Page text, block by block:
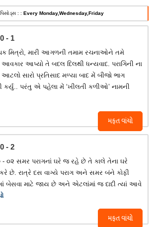
: : Every Monday,Wednesday,Friday
- 1
મફત વાંચો
મિત્રો, મારી આગળની તમામ રચનાઓને તમે
આપ્યો તે બદલ દિલથી ધન્યવાદ. પરાગિની ના
સારો પ્રતિસાદ મળ્યા બાદ મેં બીજો ભાગ
કર્યુ.. પરંતુ એ પહેલા મેં ‘ખીલતી કળીઓ’ નામની
- 2
મફત વાંચો
- ૦૨ સમર પરાગનાં ઘરે જ રહે છે તે કાલે તેના ઘરે
છે. રાત્રે દસ વાગ્યે પરાગ અને સમર બંને કોફી
બેસવા માટે જાય છે અને એટલાંમાં જ દાદી ત્યાં આવે